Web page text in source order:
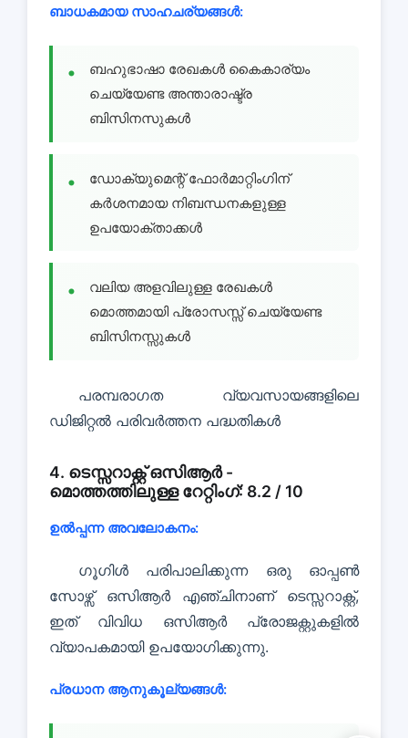
ബാധകമായ സാഹചര്യങ്ങൾ:
ബഹുഭാഷാ രേഖകൾ കൈകാര്യം
ചെയ്യേണ്ട അന്താരാഷ്ട്ര
ബിസിനസുകൾ
ഡോക്യുമെന്റ് ഫോർമാറ്റിംഗിന്
കർശനമായ നിബന്ധനകളുള്ള
ഉപയോക്താക്കൾ
വലിയ അളവിലുള്ള രേഖകൾ
മൊത്തമായി പ്രോസസ്സ് ചെയ്യേണ്ട
ബിസിനസ്സുകൾ
പരമ്പരാഗത വ്യവസായങ്ങളിലെ
ഡിജിറ്റൽ പരിവർത്തന പദ്ധതികൾ
4. ടെസ്സറാക്റ്റ് ഒസിആർ -
മൊത്തത്തിലുള്ള റേറ്റിംഗ്: 8.2 / 10
ഉൽപ്പന്ന അവലോകനം:
ഗൂഗിൾ പരിപാലിക്കുന്ന ഒരു ഓപ്പൺ
സോഴ്സ് ഒസിആർ എഞ്ചിനാണ് ടെസ്സറാക്റ്റ്,
ഇത് വിവിധ ഒസിആർ പ്രോജക്റ്റുകളിൽ
വ്യാപകമായി ഉപയോഗിക്കുന്നു.
പ്രധാന ആനുകൂല്യങ്ങൾ: